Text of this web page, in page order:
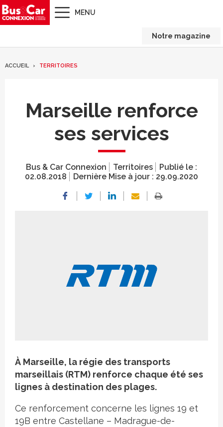
MENU
Notre magazine
ACCUEIL TERRITOIRES
Marseille renforce
ses services
Bus & Car Connexion Territoires
Publié le :
02.08.2018
Dernière Mise à jour : 29.09.2020
Crédit photo
À Marseille, la régie des transports
marseillais (RTM) renforce chaque été ses
lignes à destination des plages.
Ce renforcement concerne les lignes 19 et
19B entre Castellane – Madrague-de-